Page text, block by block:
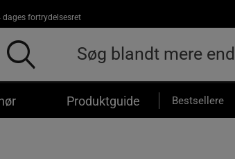
dages fortrydelsesret
Produktguide Bestsellere